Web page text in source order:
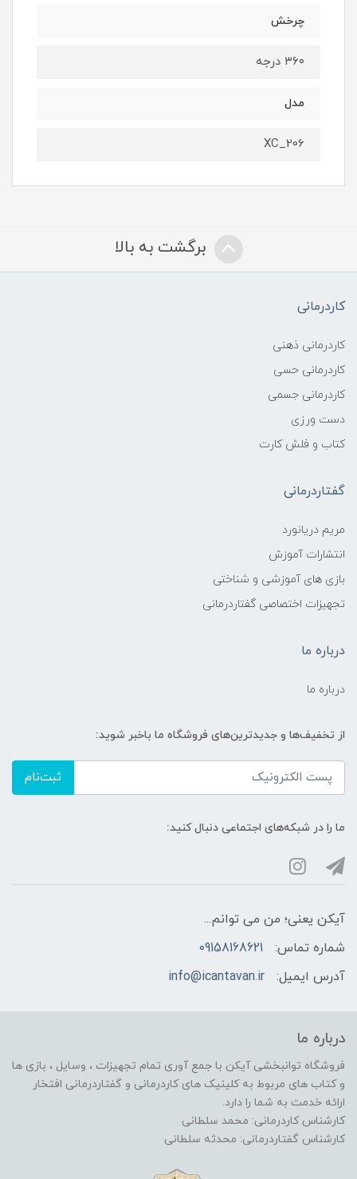
چرخش
۳۶۰ درجه
مدل
XC_206
برگشت به بالا
کاردرمانی
کاردرمانی ذهنی
کاردرمانی حسی
کاردرمانی جسمی
دست ورزی
کتاب و فلش کارت
گفتاردرمانی
مریم دریانورد
انتشارات آموزش
بازی های آموزشی و شناختی
تجهیزات اختصاصی گفتاردرمانی
درباره ما
درباره ما
از تخفیف‌ها و جدیدترین‌های فروشگاه ما باخبر شوید:
ثبت‌نام
ما را در شبکه‌های اجتماعی دنبال کنید:
آیکن یعنی؛ من می توانم...
شماره تماس:
09158168621
آدرس ایمیل:
info@icantavan.ir
درباره ما
فروشگاه توانبخشی آیکن با جمع آوری تمام تجهیزات ، وسایل ، بازی ها
و کتاب های مربوط به کلینیک های کاردرمانی و گفتاردرمانی افتخار
ارائه خدمت به شما را دارد.
کارشناس کاردرمانی: محمد سلطانی
کارشناس گفتاردرمانی: محدثه سلطانی